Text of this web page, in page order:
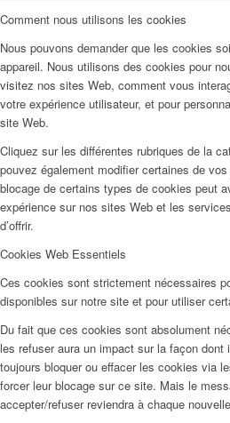
Comment nous utilisons les cookies
Nous pouvons demander que les cookies
appareil. Nous utilisons des cookies pour
visitez nos sites Web, comment vous
votre expérience utilisateur, et pour
site Web.
Cliquez sur les différentes rubriques de la
pouvez également modifier certaines de
blocage de certains types de cookies peut
expérience sur nos sites Web et les
d’offrir.
Cookies Web Essentiels
Ces cookies sont strictement nécessaires
disponibles sur notre site et pour utiliser
Du fait que ces cookies sont absolument
les refuser aura un impact sur la façon dont
toujours bloquer ou effacer les cookies via
forcer leur blocage sur ce site. Mais le
accepter/refuser reviendra à chaque